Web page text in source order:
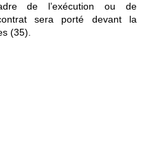
de l’exécution ou de
sera porté devant la
(35).